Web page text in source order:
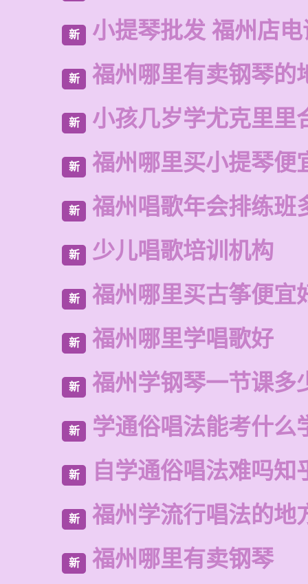
新 小提琴批发 福州店
新 福州哪里有卖钢琴的
新 小孩几岁学尤克里里
新 福州哪里买小提琴便
新 福州唱歌年会排练班
新 少儿唱歌培训机构
新 福州哪里买古筝便宜
新 福州哪里学唱歌好
新 福州学钢琴一节课多
新 学通俗唱法能考什么
新 自学通俗唱法难吗知
新 福州学流行唱法的地
新 福州哪里有卖钢琴